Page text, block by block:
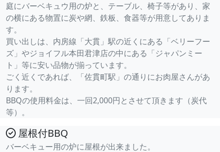
庭にバーベキュウ用の炉と、テーブル、椅子等があり、家
の横にある物置に炭や網、鉄板、食器等が用意してありま
す。
買い出しは、内房線「大貫」駅の近くにある「ベリーフー
ズ」やジョイフル本田君津店の中にある「ジャパンミー
ト」等に安い品物が揃っています。
ごく近くであれば、「佐貫町駅」の通りにお肉屋さんがあ
ります。
BBQの使用料金は、一回2,000円とさせて頂きます（炭代
等）。
屋根付BBQ
バーベキュー用の炉に屋根が出来ました。